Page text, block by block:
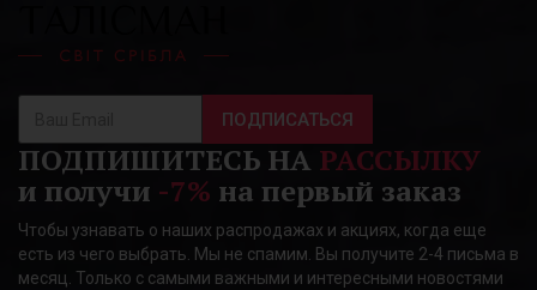
ПОДПИСАТЬСЯ
ПОДПИШИТЕСЬ НА РАССЫЛКУ
и получи -7% на первый заказ
Чтобы узнавать о наших распродажах и акциях, когда еще
есть из чего выбрать. Мы не спамим. Вы получите 2-4 письма в
месяц. Только с самыми важными и интересными новостями